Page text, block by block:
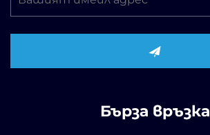
Бърза връзка